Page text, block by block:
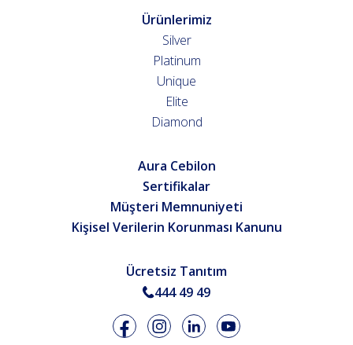
Ürünlerimiz
Silver
Platinum
Unique
Elite
Diamond
Aura Cebilon
Sertifikalar
Müşteri Memnuniyeti
Kişisel Verilerin Korunması Kanunu
Ücretsiz Tanıtım
444 49 49